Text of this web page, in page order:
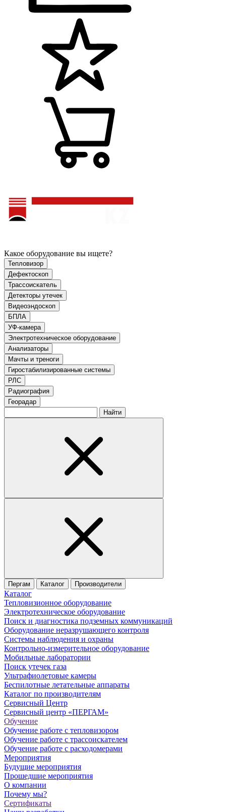
Какое оборудование вы ищете?
Тепловизор
Дефектоскоп
Трассоискатель
Детекторы утечек
Видеоэндоскоп
БПЛА
УФ-камера
Электротехническое оборудование
Анализаторы
Мачты и треноги
Гиростабилизированные системы
РЛС
Радиография
Георадар
Найти
Пергам Каталог Производители
Каталог
Тепловизионное оборудование
Электротехническое оборудование
Поиск и диагностика подземных коммуникаций
Оборудование неразрушающего контроля
Системы наблюдения и охраны
Контрольно-измерительное оборудование
Мобильные лаборатории
Поиск утечек газа
Ультрафиолетовые камеры
Беспилотные летательные аппараты
Каталог по производителям
Сервисный Центр
Сервисный центр «ПЕРГАМ»
Обучение
Обучение работе с тепловизором
Обучение работе с трассоискателем
Обучение работе с расходомерами
Мероприятия
Будущие мероприятия
Прошедшие мероприятия
О компании
Почему мы?
Сертификаты